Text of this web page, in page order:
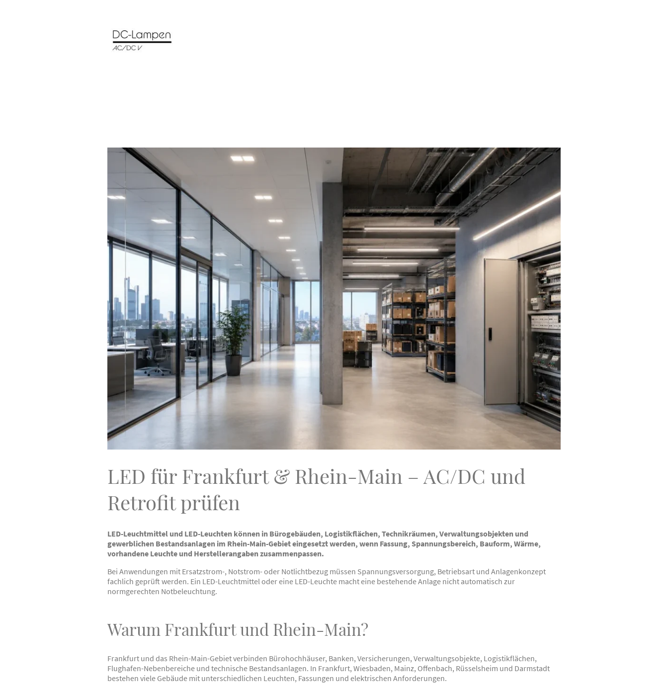
LED für Frankfurt & Rhein-Main – AC/DC und
Retrofit prüfen
LED-Leuchtmittel und LED-Leuchten können in Bürogebäuden, Logistikflächen, Technikräumen, Verwaltungsobjekten und
gewerblichen Bestandsanlagen im Rhein-Main-Gebiet eingesetzt werden, wenn Fassung, Spannungsbereich, Bauform, Wärme,
vorhandene Leuchte und Herstellerangaben zusammenpassen.
Bei Anwendungen mit Ersatzstrom-, Notstrom- oder Notlichtbezug müssen Spannungsversorgung, Betriebsart und Anlagenkonzept
fachlich geprüft werden. Ein LED-Leuchtmittel oder eine LED-Leuchte macht eine bestehende Anlage nicht automatisch zur
normgerechten Notbeleuchtung.
Warum Frankfurt und Rhein-Main?
Frankfurt und das Rhein-Main-Gebiet verbinden Bürohochhäuser, Banken, Versicherungen, Verwaltungsobjekte, Logistikflächen,
Flughafen-Nebenbereiche und technische Bestandsanlagen. In Frankfurt, Wiesbaden, Mainz, Offenbach, Rüsselsheim und Darmstadt
bestehen viele Gebäude mit unterschiedlichen Leuchten, Fassungen und elektrischen Anforderungen.